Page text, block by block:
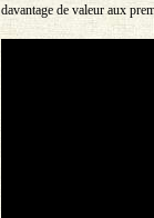
davantage de valeur aux